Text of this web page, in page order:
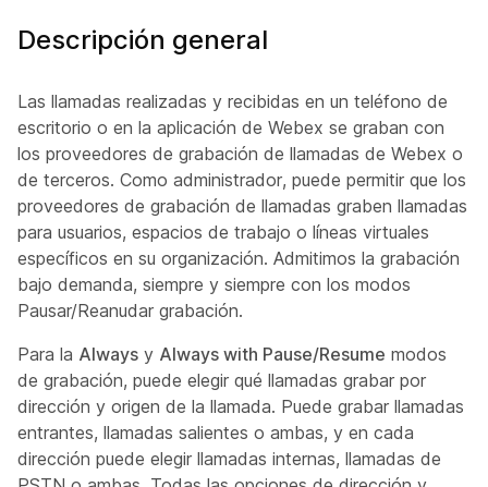
Descripción general
Las llamadas realizadas y recibidas en un teléfono de
escritorio o en la aplicación de Webex se graban con
los proveedores de grabación de llamadas de Webex o
de terceros. Como administrador, puede permitir que los
proveedores de grabación de llamadas graben llamadas
para usuarios, espacios de trabajo o líneas virtuales
específicos en su organización. Admitimos la grabación
bajo demanda, siempre y siempre con los modos
Pausar/Reanudar grabación.
Para la Always y Always with Pause/Resume modos
de grabación, puede elegir qué llamadas grabar por
dirección y origen de la llamada. Puede grabar llamadas
entrantes, llamadas salientes o ambas, y en cada
dirección puede elegir llamadas internas, llamadas de